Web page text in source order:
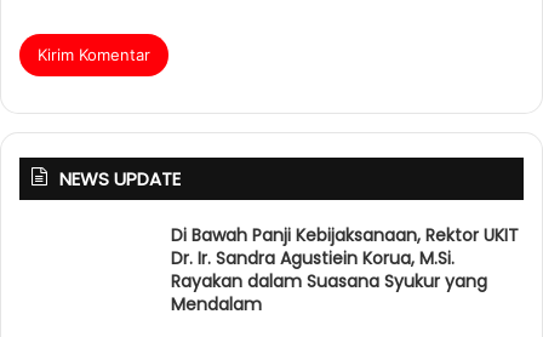
NEWS UPDATE
Di Bawah Panji Kebijaksanaan, Rektor UKIT
Dr. Ir. Sandra Agustiein Korua, M.Si.
Rayakan dalam Suasana Syukur yang
Mendalam